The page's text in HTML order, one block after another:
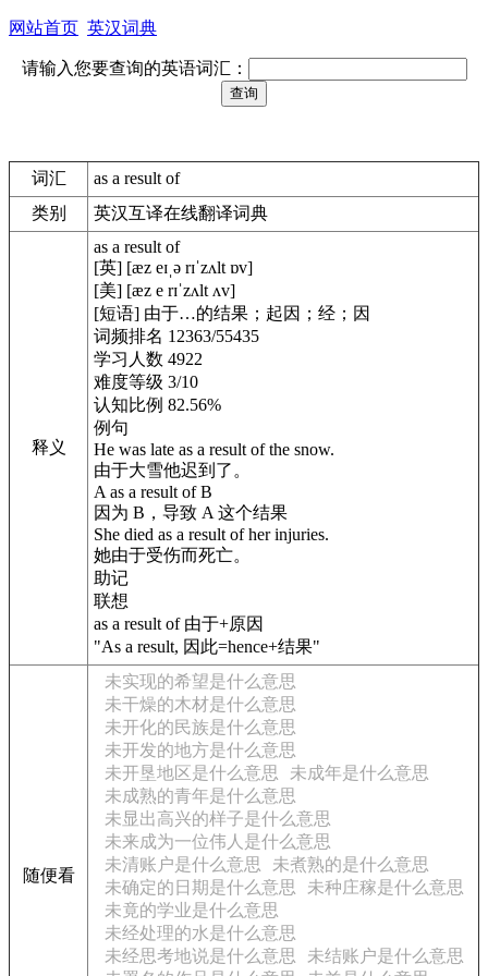
网站首页 英汉词典
请输入您要查询的英语词汇：
词汇
as a result of
类别
英汉互译在线翻译词典
释义
as a result of
[英] [æz eɪˌə rɪˈzʌlt ɒv]
[美] [æz e rɪˈzʌlt ʌv]
[短语] 由于…的结果；起因；经；因
词频排名 12363/55435
学习人数 4922
难度等级 3/10
认知比例 82.56%
例句
He was late as a result of the snow.
由于大雪他迟到了。
A as a result of B
因为 B，导致 A 这个结果
She died as a result of her injuries.
她由于受伤而死亡。
助记
联想
as a result of 由于+原因
"As a result, 因此=hence+结果"
随便看
未实现的希望是什么意思
未干燥的木材是什么意思
未开化的民族是什么意思
未开发的地方是什么意思
未开垦地区是什么意思
未成年是什么意思
未成熟的青年是什么意思
未显出高兴的样子是什么意思
未来成为一位伟人是什么意思
未清账户是什么意思
未煮熟的是什么意思
未确定的日期是什么意思
未种庄稼是什么意思
未竟的学业是什么意思
未经处理的水是什么意思
未经思考地说是什么意思
未结账户是什么意思